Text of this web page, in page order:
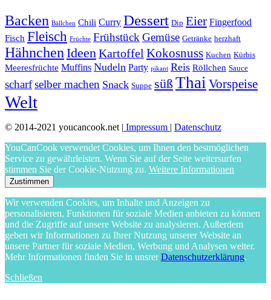
Backen Bällchen Chili Curry Dessert Dip Eier Fingerfood
Fisch Fleisch Früchte Frühstück Gemüse Getränke herzhaft
Hähnchen IdeenKartoffel Kokosnuss Kuchen Kürbis
Meeresfrüchte Muffins Nudeln Party pikant Reis Röllchen Sauce
scharfselber machen Snack Suppe süßThai Vorspeise
Welt
© 2014-2021 youcancook.net | Impressum | Datenschutz
YouCanCook verwendet Cookies, um Ihnen den bestmöglichen
Service zu gewährleisten. Wenn Sie auf der Seite weitersurfen
stimmen Sie der Cookie-Nutzung zu. Weitere Informationen
Zustimmen
Wir verwenden Cookies, um Inhalte und Anzeigen zu
personalisieren, Funktionen für soziale Medien anbieten zu können
und die Zugriffe auf unsere Website zu analysieren. Außerdem
geben wir Informationen zu Ihrer Nutzung unserer Website an
unsere Partner für soziale Medien, Werbung und Analysen weiter.
Mehr Informationen finden Sie in unsrerDatenschutzerklärung.
Schließen